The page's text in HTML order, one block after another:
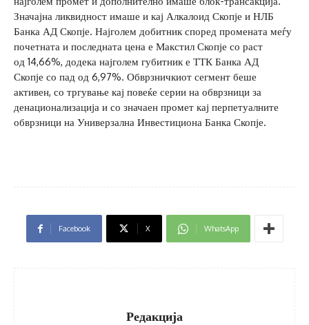
Значајна ликвидност имаше и кај Алкалоид Скопје и НЛБ
Банка АД Скопје. Најголем добитник според промената меѓу
почетната и последната цена е Макстил Скопје со раст
од 14,66%, додека најголем губитник е ТТК Банка АД
Скопје со пад од 6,97%. Обврзничкиот сегмент беше
активен, со тргување кај повеќе серии на обврзници за
денационализација и со значаен промет кај перпетуалните
обврзници на Универзална Инвестициона Банка Скопје.
Facebook X WhatsApp
Редакција